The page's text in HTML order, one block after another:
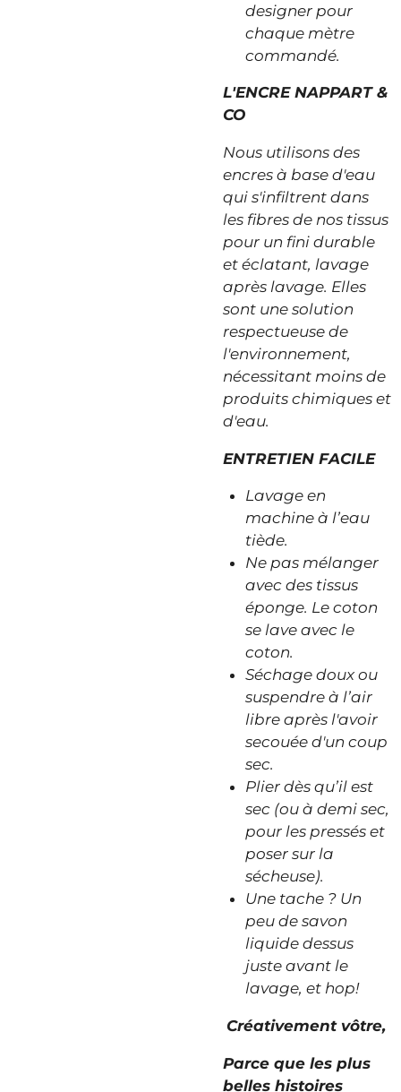
designer pour
chaque mètre
commandé.
L'ENCRE NAPPART &
CO
Nous utilisons des
encres à base d'eau
qui s'infiltrent dans
les fibres de nos tissus
pour un fini durable
et éclatant, lavage
après lavage. Elles
sont une solution
respectueuse de
l'environnement,
nécessitant moins de
produits chimiques et
d'eau.
ENTRETIEN FACILE
Lavage en
machine à l’eau
tiède.
Ne pas mélanger
avec des tissus
éponge. Le coton
se lave avec le
coton.
Séchage doux ou
suspendre à l’air
libre après l'avoir
secouée d'un coup
sec.
Plier dès qu’il est
sec (ou à demi sec,
pour les pressés et
poser sur la
sécheuse).
Une tache ? Un
peu de savon
liquide dessus
juste avant le
lavage, et hop!
Créativement vôtre,
Parce que les plus
belles histoires